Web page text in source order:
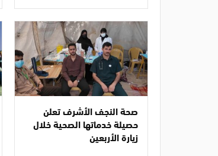
صحة النجف الأشرف تعلن
حصيلة خدماتها الصحية خلال
زيارة الأربعين